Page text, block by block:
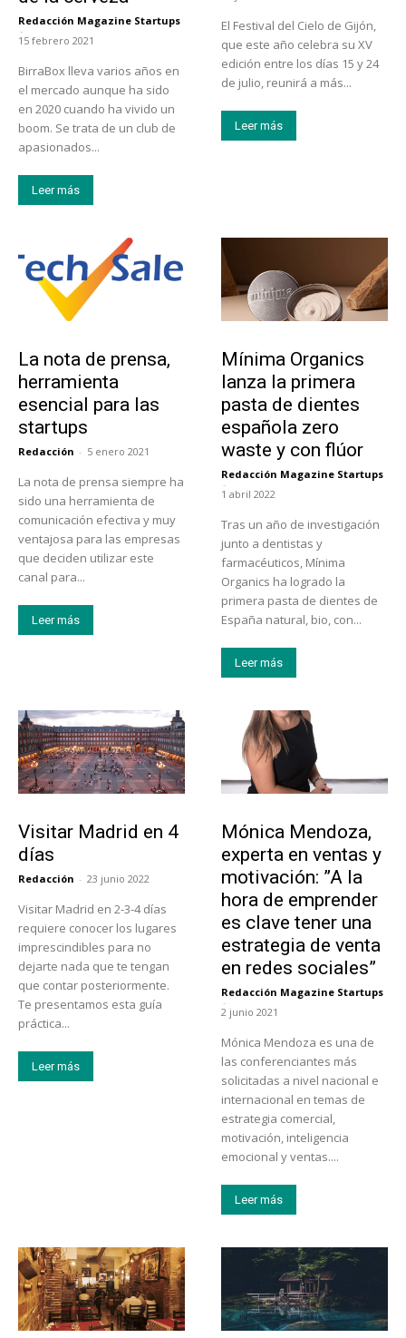
Redacción Magazine Startups
-
15 febrero 2021
BirraBox lleva varios años en
el mercado aunque ha sido
en 2020 cuando ha vivido un
boom. Se trata de un club de
apasionados...
Leer más
El Festival del Cielo de Gijón,
que este año celebra su XV
edición entre los días 15 y 24
de julio, reunirá a más...
Leer más
La nota de prensa,
herramienta
esencial para las
startups
Redacción - 5 enero 2021
La nota de prensa siempre ha
sido una herramienta de
comunicación efectiva y muy
ventajosa para las empresas
que deciden utilizar este
canal para...
Leer más
Mínima Organics
lanza la primera
pasta de dientes
española zero
waste y con flúor
Redacción Magazine Startups
-
1 abril 2022
Tras un año de investigación
junto a dentistas y
farmacéuticos, Mínima
Organics ha logrado la
primera pasta de dientes de
España natural, bio, con...
Leer más
Visitar Madrid en 4
días
Redacción - 23 junio 2022
Visitar Madrid en 2-3-4 días
requiere conocer los lugares
imprescindibles para no
dejarte nada que te tengan
que contar posteriormente.
Te presentamos esta guía
práctica...
Leer más
Mónica Mendoza,
experta en ventas y
motivación: ”A la
hora de emprender
es clave tener una
estrategia de venta
en redes sociales”
Redacción Magazine Startups
-
2 junio 2021
Mónica Mendoza es una de
las conferenciantes más
solicitadas a nivel nacional e
internacional en temas de
estrategia comercial,
motivación, inteligencia
emocional y ventas....
Leer más